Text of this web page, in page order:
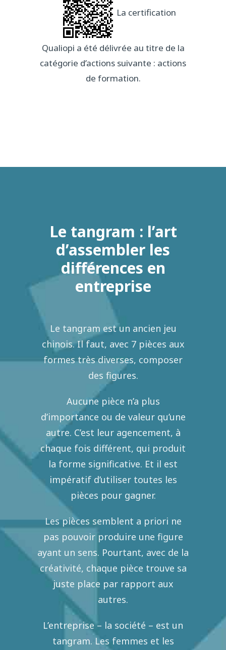
La certification
Qualiopi a été délivrée au titre de la
catégorie d’actions suivante : actions
de formation.
Le tangram : l’art
d’assembler les
différences en
entreprise
Le tangram est un ancien jeu
chinois. Il faut, avec 7 pièces aux
formes très diverses, composer
des figures.
Aucune pièce n’a plus
d’importance ou de valeur qu’une
autre. C’est leur agencement, à
chaque fois différent, qui produit
la forme significative. Et il est
impératif d’utiliser toutes les
pièces pour gagner.
Les pièces semblent a priori ne
pas pouvoir produire une figure
ayant un sens. Pourtant, avec de la
créativité, chaque pièce trouve sa
juste place par rapport aux
autres.
L’entreprise – la société – est un
tangram. Les femmes et les